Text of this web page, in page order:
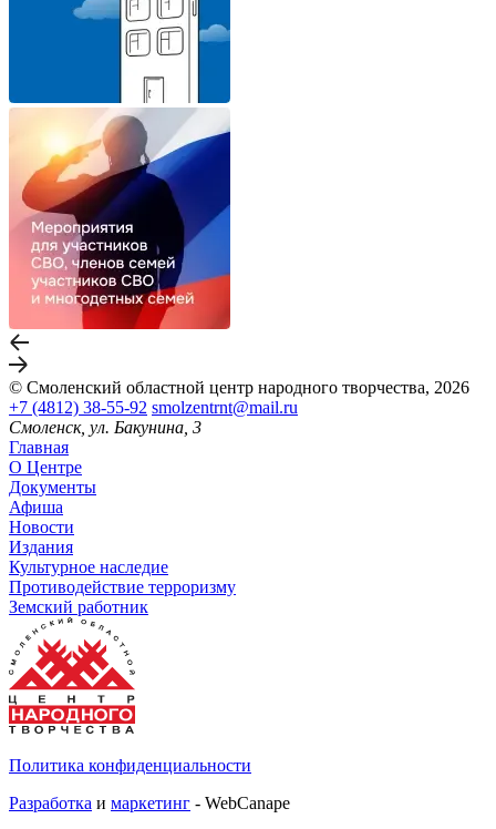
© Смоленский областной центр народного творчества, 2026
+7 (4812) 38-55-92 smolzentrnt@mail.ru
Смоленск, ул. Бакунина, 3
Главная
О Центре
Документы
Афиша
Новости
Издания
Культурное наследие
Противодействие терроризму
Земский работник
Политика конфиденциальности
Разработка и маркетинг - WebCanape